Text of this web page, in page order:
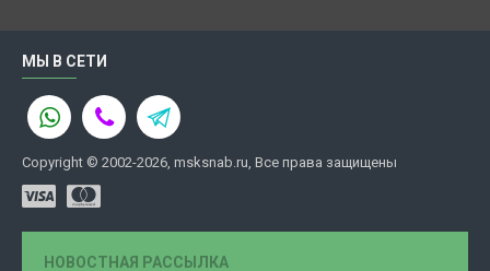
МЫ В СЕТИ
Copyright © 2002-2026, msksnab.ru, Все права защищены
НОВОСТНАЯ РАССЫЛКА